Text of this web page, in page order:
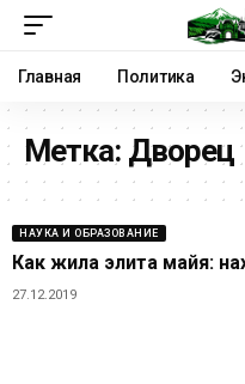
Главная Политика
Метка: Дворец
НАУКА И ОБРАЗОВАНИЕ
Как жила элита майя:
27.12.2019